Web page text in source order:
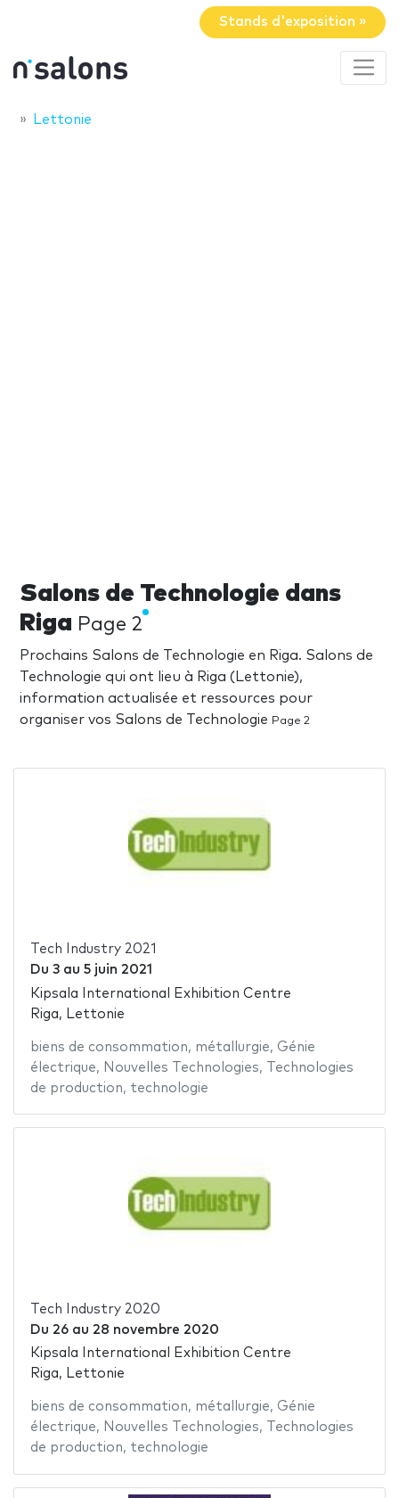
Stands d'exposition »
Lettonie
Salons de Technologie dans
Riga Page 2
Prochains Salons de Technologie en Riga. Salons de
Technologie qui ont lieu à Riga (Lettonie),
information actualisée et ressources pour
organiser vos Salons de Technologie Page 2
Tech Industry 2021
Du 3au 5 juin 2021
Kipsala International Exhibition Centre
Riga, Lettonie
biens de consommation, métallurgie, Génie
électrique, Nouvelles Technologies,
Technologies
de production, technologie
Tech Industry 2020
Du 26au 28 novembre 2020
Kipsala International Exhibition Centre
Riga, Lettonie
biens de consommation, métallurgie, Génie
électrique, Nouvelles Technologies,
Technologies
de production, technologie